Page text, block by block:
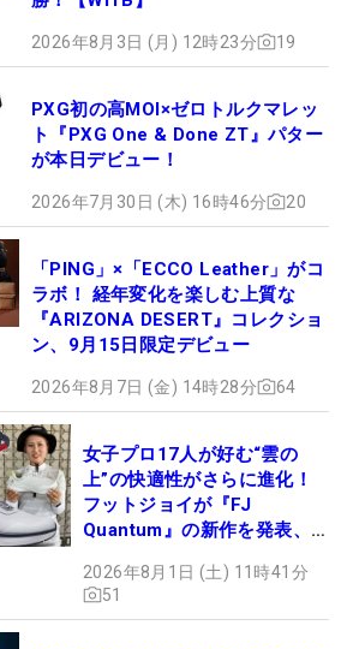
2026年8月3日 (月) 12時23分 19
PXG初の高MOI×ゼロトルクマレッ
ト『PXG One & Done ZT』パター
が本日デビュー！
2026年7月30日 (木) 16時46分 20
「PING」×「ECCO Leather」がコ
ラボ！ 経年変化を楽しむ上質な
『ARIZONA DESERT』コレクショ
ン、9月15日限定デビュー
2026年8月7日 (金) 14時28分 64
女子プロ17人が好む“雲の
上”の快適性がさらに進化！
フットジョイが『FJ
Quantum』の新作を発表、8
2026年8月1日 (土) 11時41分
51